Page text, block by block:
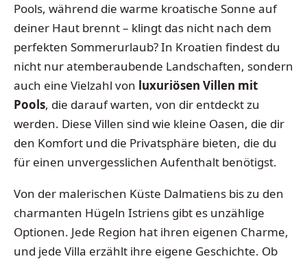
Pools, während die warme kroatische Sonne auf
deiner Haut brennt – klingt das nicht nach dem
perfekten Sommerurlaub? In Kroatien findest du
nicht nur atemberaubende Landschaften, sondern
auch eine Vielzahl von luxuriösen Villen mit
Pools, die darauf warten, von dir entdeckt zu
werden. Diese Villen sind wie kleine Oasen, die dir
den Komfort und die Privatsphäre bieten, die du
für einen unvergesslichen Aufenthalt benötigst.
Von der malerischen Küste Dalmatiens bis zu den
charmanten Hügeln Istriens gibt es unzählige
Optionen. Jede Region hat ihren eigenen Charme,
und jede Villa erzählt ihre eigene Geschichte. Ob